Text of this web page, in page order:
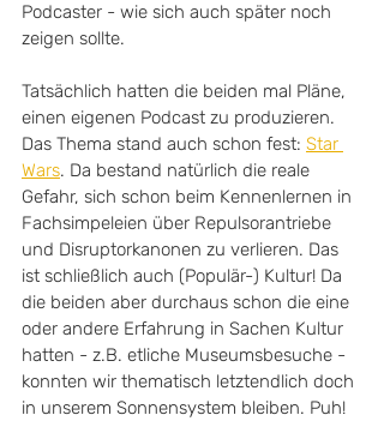
Podcaster - wie sich auch später noch
zeigen sollte.
Tatsächlich hatten die beiden mal Pläne,
einen eigenen Podcast zu produzieren.
Das Thema stand auch schon fest: Star
Wars. Da bestand natürlich die reale
Gefahr, sich schon beim Kennenlernen in
Fachsimpeleien über Repulsorantriebe
und Disruptorkanonen zu verlieren. Das
ist schließlich auch (Populär-) Kultur! Da
die beiden aber durchaus schon die eine
oder andere Erfahrung in Sachen Kultur
hatten - z.B. etliche Museumsbesuche -
konnten wir thematisch letztendlich doch
in unserem Sonnensystem bleiben. Puh!